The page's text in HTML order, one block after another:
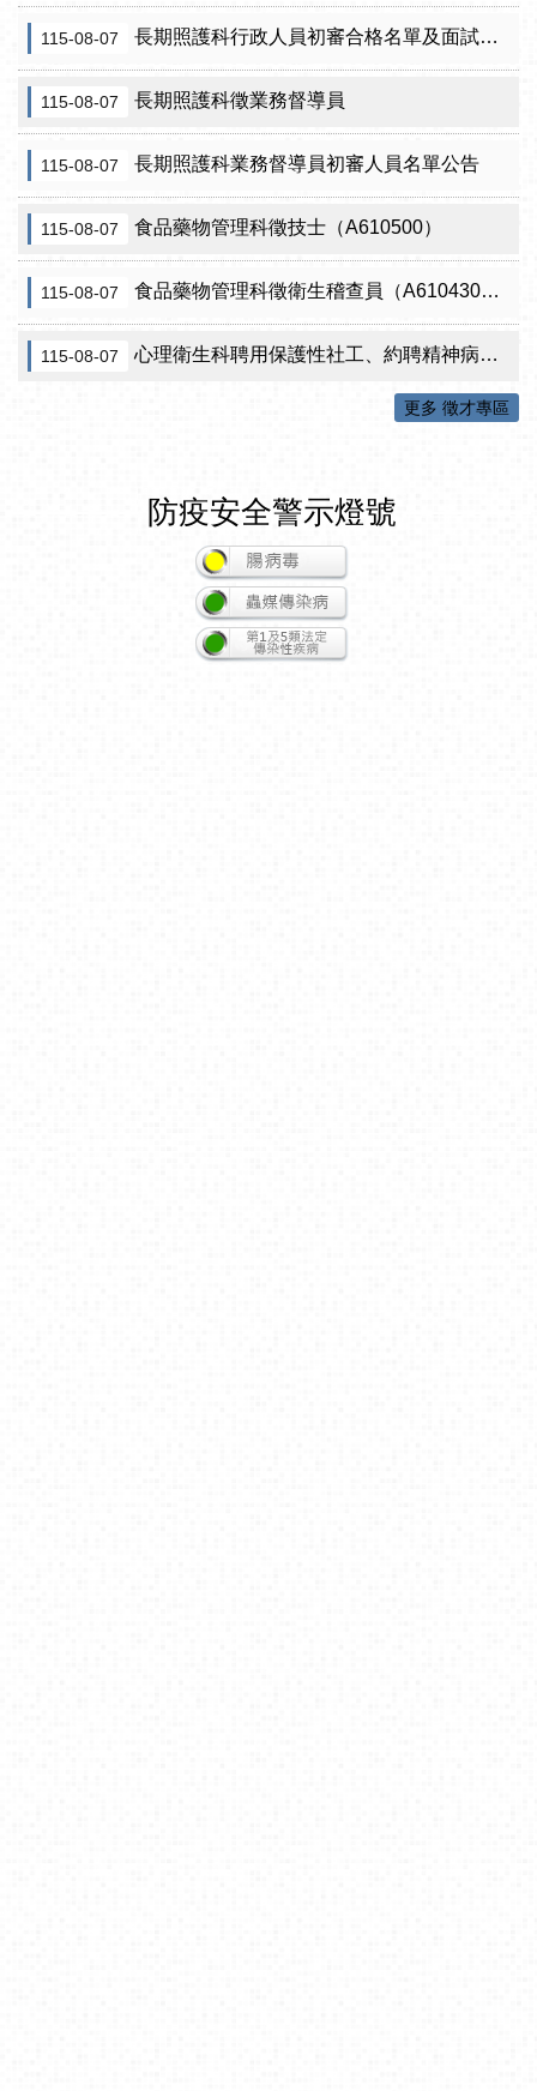
115-08-07 長期照護科行政人員初審合格名單及面試訊息公告
115-08-07 長期照護科徵業務督導員
115-08-07 長期照護科業務督導員初審人員名單公告
115-08-07 食品藥物管理科徵技士（A610500）
115-08-07 食品藥物管理科徵衛生稽查員（A610430）初審公告
115-08-07 心理衛生科聘用保護性社工、約聘精神病人社區關懷訪視員、約聘自殺關懷訪視員等5項職稱甄試結果公告
更多 徵才專區
防疫安全警示燈號